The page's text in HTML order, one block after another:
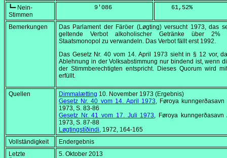
┗━ Nein-
Stimmen
          9'086
    61,52
%
Bemerkungen Das Parlament der Färöer (Løgting) versucht 1973, das
geltende Verbot alkoholischer Getränke über
Staatsmonopol zu verwandeln. Das Verbot fällt erst 1992.
Das Gesetz Nr. 40 vom 14. April 1973 sieht in § 12 vor,
Ablehnung in der Volksabstimmung nur bindend ist, wenn
der Stimmberechtigten entspricht. Dieses Quorum wird
erfüllt.
Quellen Dimmalætting 10. November 1973 (Ergebnis)
Gesetz Nr. 40 vom 14. April 1973, Føroya
1973, S. 83-86
Gesetz Nr. 41 vom 17. Juli 1973, Føroya
1973, S. 87-88
Løgtingstíðindi, 1972, 164-165
Vollständigkeit
Endergebnis
Letzte
5. Oktober 2013